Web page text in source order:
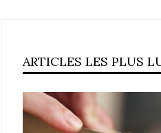
ARTICLES LES PLUS